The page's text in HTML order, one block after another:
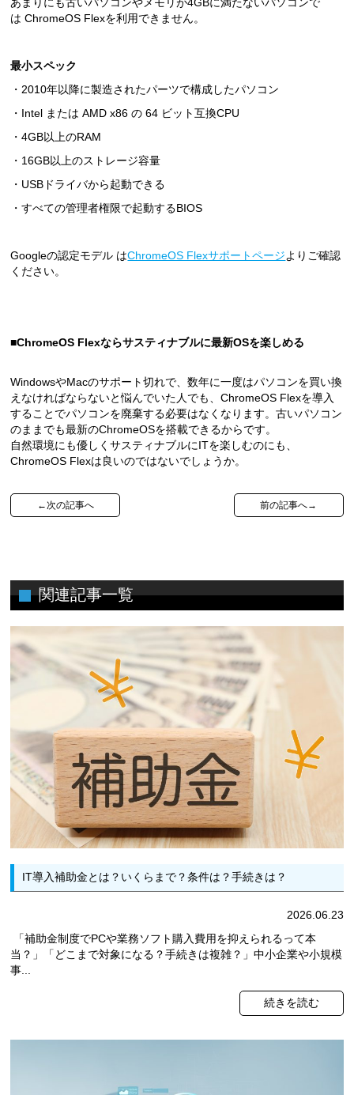
あまりにも古いパソコンやメモリが4GBに満たないパソコンで
は ChromeOS Flexを利用できません。
最小スペック
・2010年以降に製造されたパーツで構成したパソコン
・Intel または AMD x86 の 64 ビット互換CPU
・4GB以上のRAM
・16GB以上のストレージ容量
・USBドライバから起動できる
・すべての管理者権限で起動するBIOS
Googleの認定モデル はChromeOS Flexサポートページよりご確認
ください。
■ChromeOS Flexならサスティナブルに最新OSを楽しめる
WindowsやMacのサポート切れで、数年に一度はパソコンを買い換
えなければならないと悩んでいた人でも、ChromeOS Flexを導入
することでパソコンを廃棄する必要はなくなります。古いパソコン
のままでも最新のChromeOSを搭載できるからです。
自然環境にも優しくサスティナブルにITを楽しむのにも、
ChromeOS Flexは良いのではないでしょうか。
前の記事へ→
←次の記事へ
関連記事一覧
IT導入補助金とは？いくらまで？条件は？手続きは？
2026.06.23
「補助金制度でPCや業務ソフト購入費用を抑えられるって本
当？」「どこまで対象になる？手続きは複雑？」中小企業や小規模
事...
続きを読む